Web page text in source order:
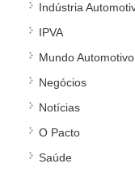
Indústria
IPVA
Mundo Automotivo
Negócios
Notícias
O Pacto
Saúde